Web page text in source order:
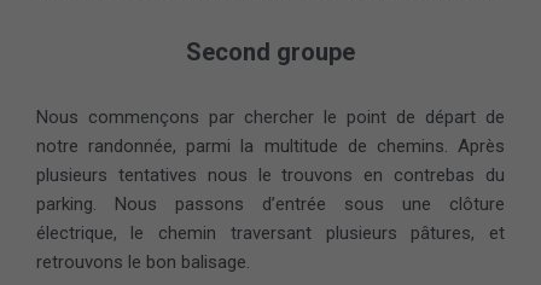
Second groupe
Nous commençons par chercher le point de départ de
notre randonnée, parmi la multitude de chemins. Après
plusieurs tentatives nous le trouvons en contrebas du
parking. Nous passons d’entrée sous une clôture
électrique, le chemin traversant plusieurs pâtures, et
retrouvons le bon balisage.